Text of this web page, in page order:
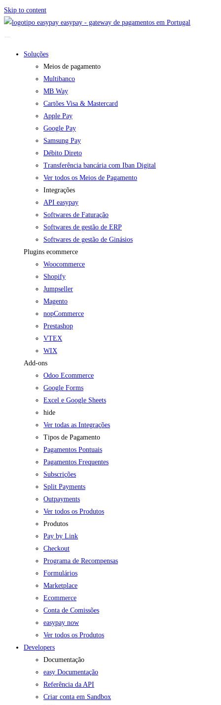
Skip to content
easypay - gateway de pagamentos em Portugal
Soluções
Meios de pagamento
Multibanco
MB Way
Cartões Visa & Mastercard
Apple Pay
Google Pay
Samsung Pay
Débito Direto
Transferência bancária com Iban Digital
Ver todos os Meios de Pagamento
Integrações
API easypay
Softwares de Faturação
Softwares de gestão de ERP
Softwares de gestão de Ginásios
Plugins ecommerce
Woocommerce
Shopify
Jumpseller
Magento
nopCommerce
Prestashop
VTEX
WIX
Add-ons
Odoo Ecommerce
Google Forms
Excel e Google Sheets
hide
Ver todas as Integrações
Tipos de Pagamento
Pagamentos Pontuais
Pagamentos Frequentes
Subscrições
Split Payments
Outpayments
Ver todos os Produtos
Produtos
Pay by Link
Checkout
Programa de Recompensas
Formulários
Marketplace
Ecommerce
Conta de Comissões
easypay now
Ver todos os Produtos
Developers
Documentação
easy Documentação
Referência da API
Criar conta em Sandbox